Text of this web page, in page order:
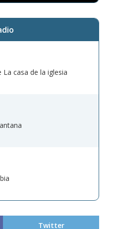
La casa de la iglesia
Twitter